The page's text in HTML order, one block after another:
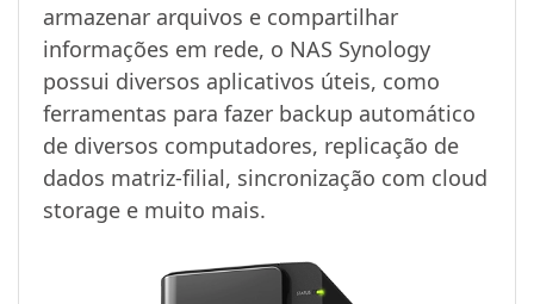
armazenar arquivos e compartilhar
informações em rede, o NAS Synology
possui diversos aplicativos úteis, como
ferramentas para fazer backup automático
de diversos computadores, replicação de
dados matriz-filial, sincronização com cloud
storage e muito mais.